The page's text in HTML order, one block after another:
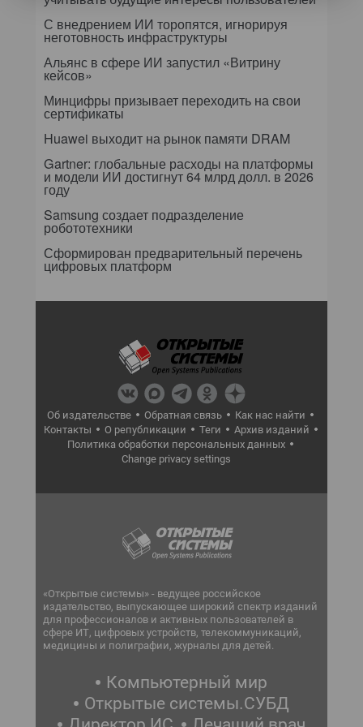
С внедрением ИИ торопятся, игнорируя
неготовность инфраструктуры
Альянс в сфере ИИ запустил «Витрину
кейсов»
Минцифры призывает переходить на свои
сертификаты
Huawei выходит на рынок памяти DRAM
Gartner: глобальные расходы на платформы
и модели ИИ достигнут 64 млрд долл. в 2026
году
Samsung создает подразделение
робототехники
Сформирован предварительный перечень
цифровых платформ
Об издательстве Обратная связь
Как нас найти
Контакты
О републикации Теги
Архив изданий
Политика обработки персональных данных
Change privacy settings
«Открытые системы» - ведущее российское
издательство, выпускающее широкий спектр изданий
для профессионалов и активных пользователей в
сфере ИТ, цифровых устройств, телекоммуникаций,
медицины и полиграфии, журналы для детей.
Компьютерный мир
Открытые системы.СУБД